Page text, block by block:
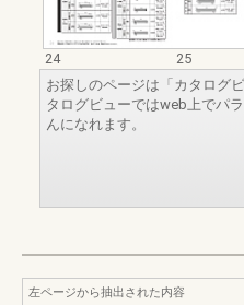
24
25
お探しのページは「カタログ
タログビューではweb上でパ
んになれます。
左ページから抽出された内容